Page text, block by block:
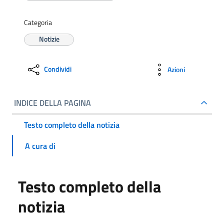
Categoria
Notizie
Condividi Azioni
INDICE DELLA PAGINA
Testo completo della notizia
A cura di
Testo completo della
notizia